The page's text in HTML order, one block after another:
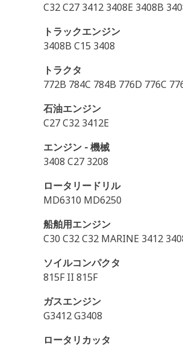
C32 C27 3412 3408E 3408B
トラックエンジン
3408B C15 3408
トラクタ
772B 784C 784B 776D 776C
石油エンジン
C27 C32 3412E
エンジン - 機械
3408 C27 3208
ロータリードリル
MD6310 MD6250
船舶用エンジン
C30 C32 C32 MARINE 3412
ソイルコンパクタ
815F II 815F
ガスエンジン
G3412 G3408
ロータリカッタ